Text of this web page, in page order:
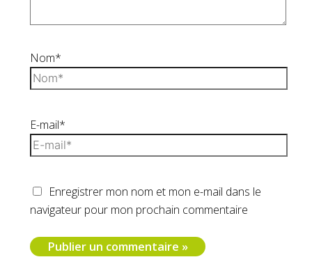
Nom*
E-mail*
Enregistrer mon nom et mon e-mail dans le
navigateur pour mon prochain commentaire